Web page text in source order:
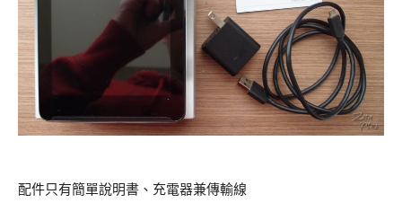
配件只有簡單說明書、充電器兼傳輸線